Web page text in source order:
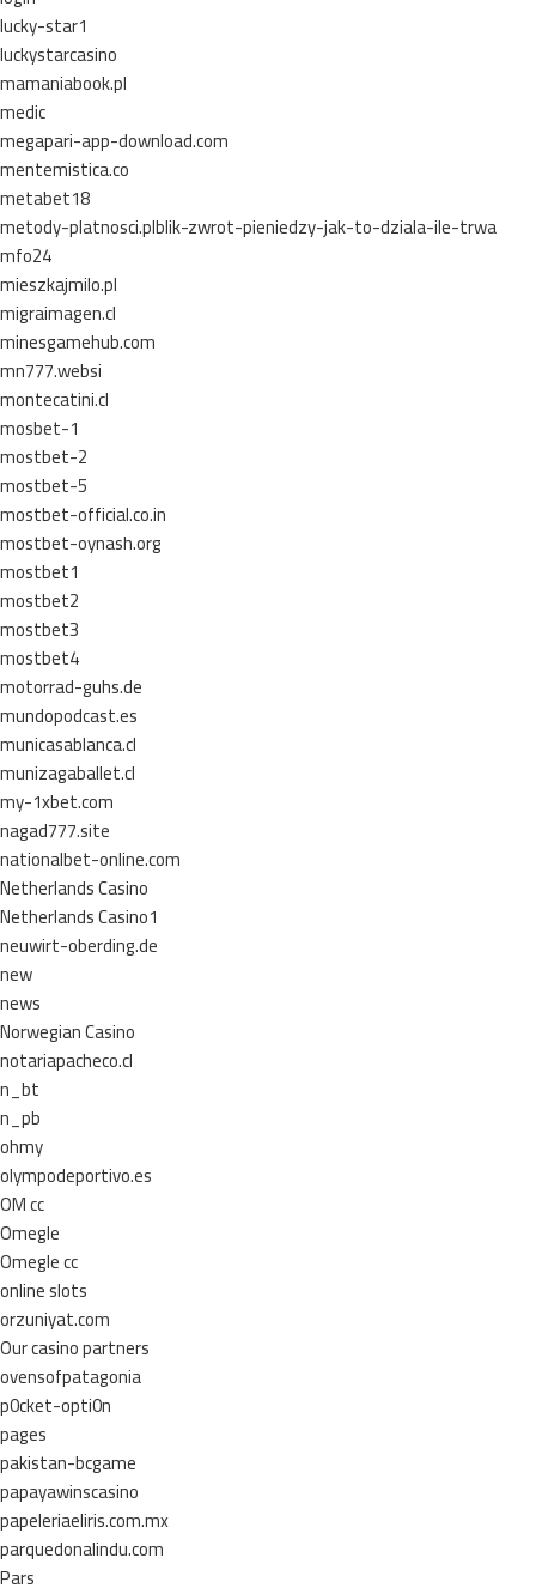
lucky-star1
luckystarcasino
mamaniabook.pl
medic
megapari-app-download.com
mentemistica.co
metabet18
metody-platnosci.plblik-zwrot-pieniedzy-jak-to-dziala-ile-trwa
mfo24
mieszkajmilo.pl
migraimagen.cl
minesgamehub.com
mn777.websi
montecatini.cl
mosbet-1
mostbet-2
mostbet-5
mostbet-official.co.in
mostbet-oynash.org
mostbet1
mostbet2
mostbet3
mostbet4
motorrad-guhs.de
mundopodcast.es
municasablanca.cl
munizagaballet.cl
my-1xbet.com
nagad777.site
nationalbet-online.com
Netherlands Casino
Netherlands Casino1
neuwirt-oberding.de
new
news
Norwegian Casino
notariapacheco.cl
n_bt
n_pb
ohmy
olympodeportivo.es
OM cc
Omegle
Omegle cc
online slots
orzuniyat.com
Our casino partners
ovensofpatagonia
p0cket-opti0n
pages
pakistan-bcgame
papayawinscasino
papeleriaeliris.com.mx
parquedonalindu.com
Pars